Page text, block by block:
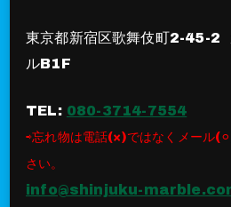
東京都新宿区歌舞伎町2-45-2
ルB1F
TEL: 080-3714-7554
⇨忘れ物は電話(×)ではなくメール
さい。
info@shinjuku-